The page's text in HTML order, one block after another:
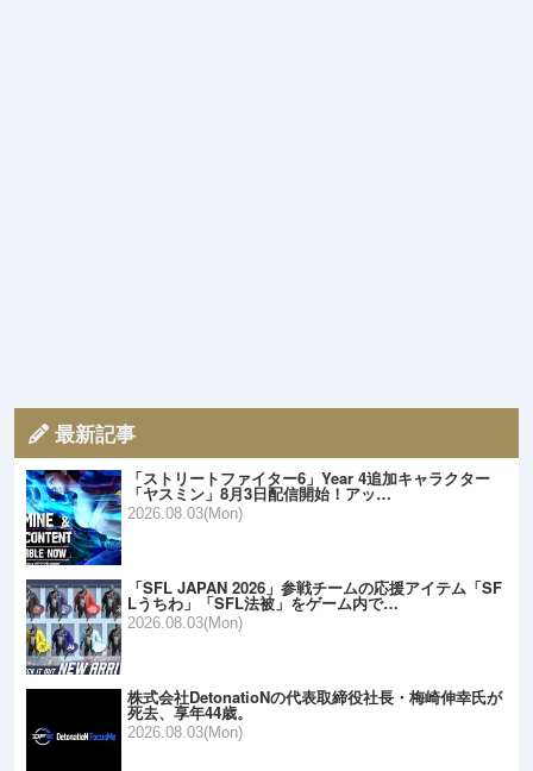
最新記事
「ストリートファイター6」Year 4追加キャラクター
「ヤスミン」8月3日配信開始！アッ…
2026.08.03(Mon)
「SFL JAPAN 2026」参戦チームの応援アイテム「SF
Lうちわ」「SFL法被」をゲーム内で…
2026.08.03(Mon)
株式会社DetonatioNの代表取締役社長・梅崎伸幸氏が
死去、享年44歳。
2026.08.03(Mon)